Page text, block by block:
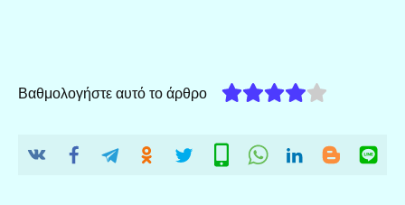
Βαθμολογήστε αυτό το άρθρο